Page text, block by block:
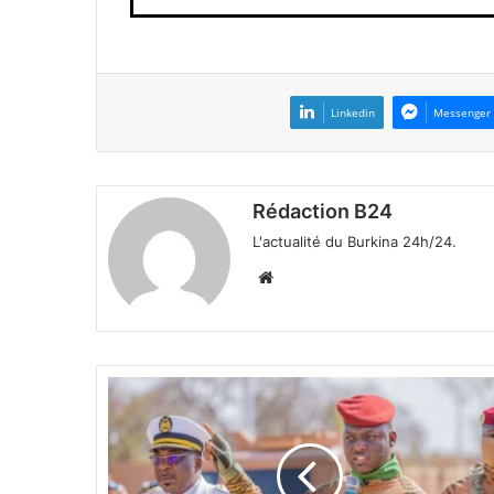
Linkedin Messenger
Rédaction B24
L'actualité du Burkina 24h/24.
te
L
C
p